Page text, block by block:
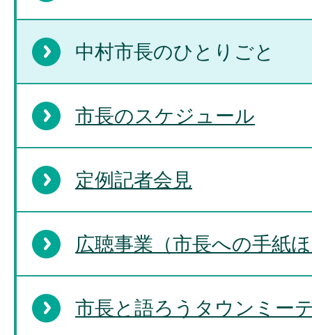
中村市長のひとりごと
市長のスケジュール
定例記者会見
広聴事業（市長への手紙
市長と語ろうタウンミー